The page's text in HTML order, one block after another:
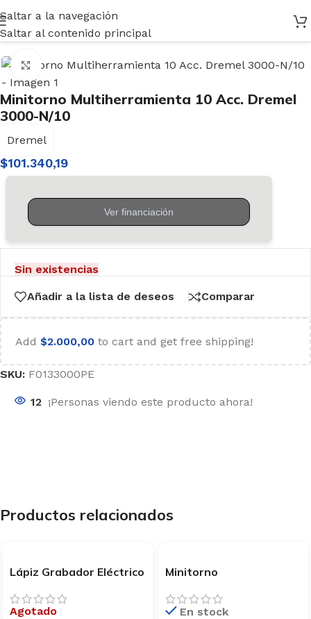
Saltar a la navegación
Saltar al contenido principal
Inicio Herramientas Eléctricas
Haga clic para ampliar
Minitorno Multiherramienta 10 Acc. Dremel
3000-N/10
Dremel
$101.340,19
Sin existencias
Añadir a la lista de deseos Comparar
Add $2.000,00 to cart and get free shipping!
SKU: F0133000PE
12 ¡Personas viendo este producto ahora!
Productos relacionados
Lápiz Grabador Eléctrico
Agotado
Minitorno
Acc. Lusqtoff MTL150-9
En stock